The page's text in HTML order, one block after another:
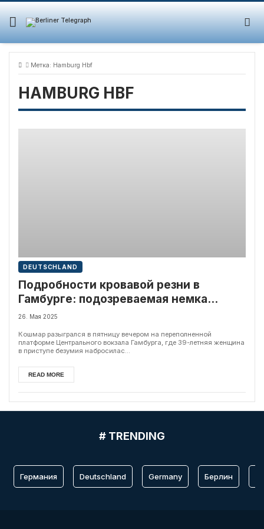
Skip
content
Метка: Hamburg Hbf
HAMBURG HBF
DEUTSCHLAND
Подробности кровавой резни в
Гамбурге: подозреваемая немка
психически больна
26. Мая 2025
Кошмар разыгрался в пятницу вечером на переполненной
платформе Центрального вокзала Гамбурга, где 39-летняя женщина
в приступе безумия набросилас...
READ MORE
# TRENDING
Германия Deutschland Germany Берлин